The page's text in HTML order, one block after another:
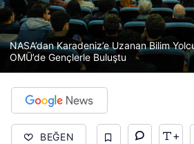
NASA’dan Karadeniz’e Uzanan Bilim
OMÜ’de Gençlerle Buluştu
BEĞEN +